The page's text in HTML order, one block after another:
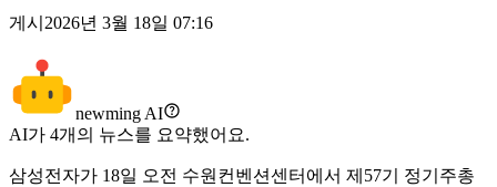
게시 2026년 3월 18일 07:16
newming AI
AI가 4개의 뉴스를 요약했어요.
삼성전자가 18일 오전 수원컨벤션센터에서 제57기 정기주총